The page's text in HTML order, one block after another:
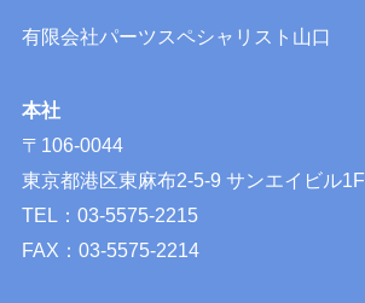
有限会社パーツスペシャリスト山口
本社
〒106-0044
東京都港区東麻布2-5-9 サンエイビル1F
TEL：03-5575-2215
FAX：03-5575-2214